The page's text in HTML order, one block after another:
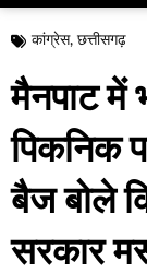
कांग्रेस, छत्तीसगढ़
मैनपाट में
पिकनिक
बैज बोले
सरकार